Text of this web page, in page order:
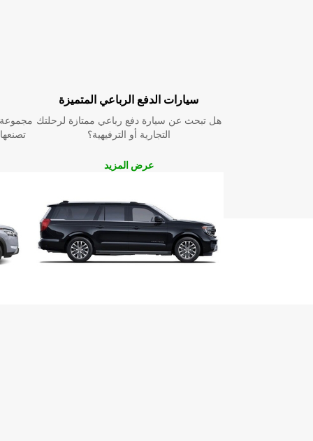
مجموعة
سيارات الدفع الرباعي المتميزة
هل تبحث عن سيارة دفع رباعي ممتازة لرحلتك
التجارية أو الترفيهية؟
عرض المزيد